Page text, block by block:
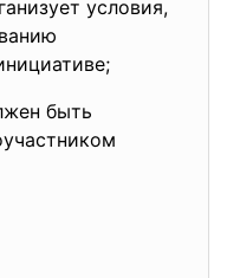
условия,
быть